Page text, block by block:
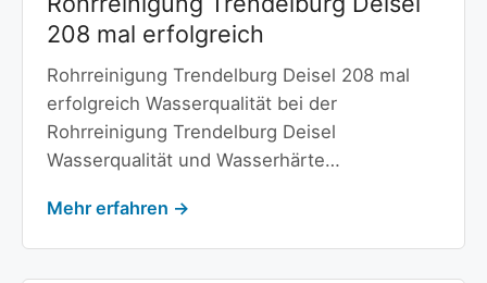
208 mal erfolgreich
Rohrreinigung Trendelburg Deisel 208 mal
erfolgreich Wasserqualität bei der
Rohrreinigung Trendelburg Deisel
Wasserqualität und Wasserhärte…
Mehr erfahren →